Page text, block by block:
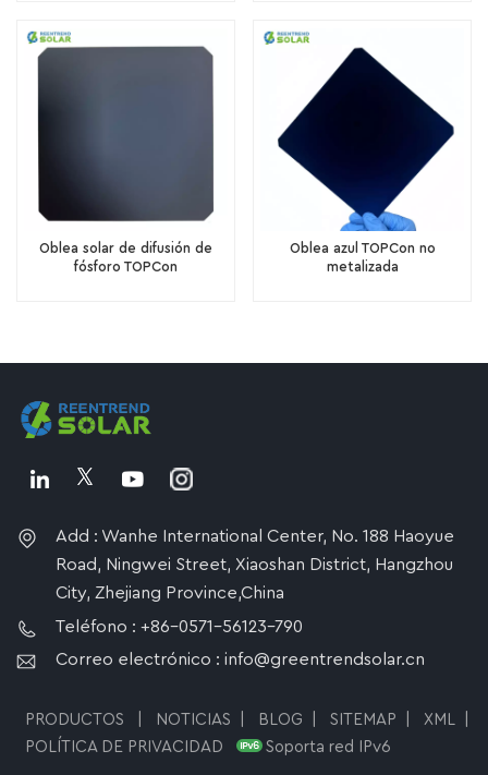
Oblea solar de difusión de
fósforo TOPCon
Oblea azul TOPCon no
metalizada
Add : Wanhe International Center, No. 188 Haoyue
Road, Ningwei Street, Xiaoshan District, Hangzhou
City, Zhejiang Province,China
Teléfono : +86-0571-56123-790
Correo electrónico : info@greentrendsolar.cn
PRODUCTOS NOTICIAS BLOG SITEMAP XML
POLÍTICA DE PRIVACIDAD
Soporta red IPv6